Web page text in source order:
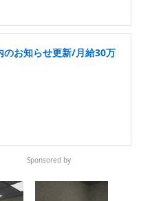
お知らせ更新/月給30万
Sponsored by